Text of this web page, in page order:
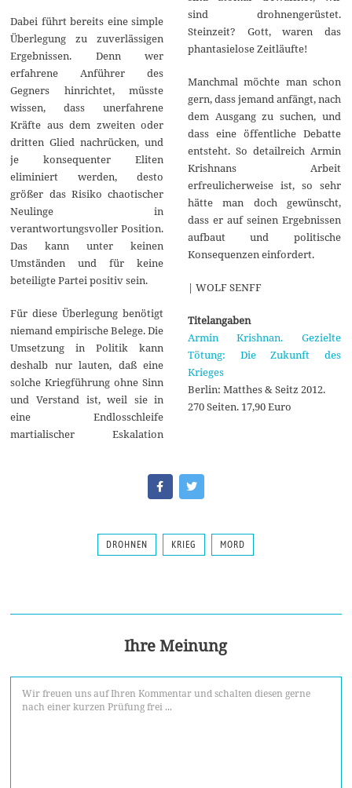
Dabei führt bereits eine simple
Überlegung zu zuverlässigen
Ergebnissen. Denn wer
erfahrene Anführer des
Gegners hinrichtet, müsste
wissen, dass unerfahrene
Kräfte aus dem zweiten oder
dritten Glied nachrücken, und
je konsequenter Eliten
eliminiert werden, desto
größer das Risiko chaotischer
Neulinge in
verantwortungsvoller Position.
Das kann unter keinen
Umständen und für keine
beteiligte Partei positiv sein.
Für diese Überlegung benötigt
niemand empirische Belege. Die
Umsetzung in Politik kann
deshalb nur lauten, daß eine
solche Kriegführung ohne Sinn
und Verstand ist, weil sie in
eine Endlosschleife
martialischer Eskalation
sind drohnengerüstet.
Steinzeit? Gott, waren das
phantasielose Zeitläufte!
Manchmal möchte man schon
gern, dass jemand anfängt, nach
dem Ausgang zu suchen, und
dass eine öffentliche Debatte
entsteht. So detailreich Armin
Krishnans Arbeit
erfreulicherweise ist, so sehr
hätte man doch gewünscht,
dass er auf seinen Ergebnissen
aufbaut und politische
Konsequenzen einfordert.
| WOLF SENFF
Titelangaben
Armin Krishnan. Gezielte
Tötung: Die Zukunft des
Krieges
Berlin: Matthes & Seitz 2012.
270 Seiten. 17,90 Euro
DROHNEN KRIEG MORD
Ihre Meinung